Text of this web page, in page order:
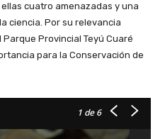
cuatro amenazadas y una
ciencia. Por su relevancia
Provincial Teyú Cuaré
para la Conservación de
1 de 6